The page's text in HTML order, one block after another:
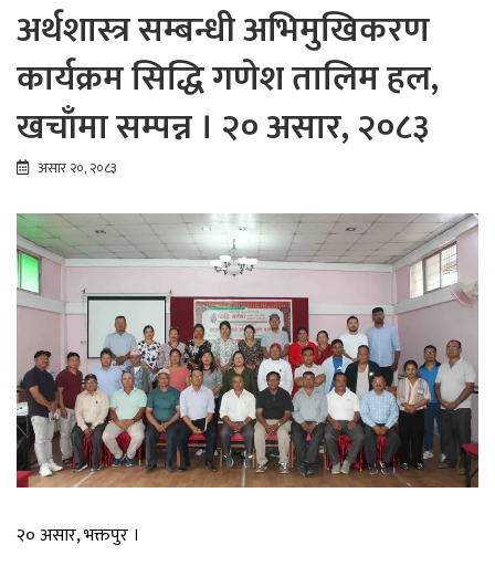
अर्थशास्त्र सम्बन्धी अभिमुखिकरण
कार्यक्रम सिद्धि गणेश तालिम हल,
खचाँमा सम्पन्न । २० असार, २०८३
असार २०, २०८३
२० असार, भक्तपुर ।